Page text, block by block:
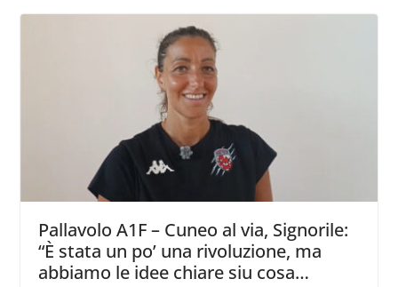
Pallavolo A1F – Cuneo al via, Signorile:
“È stata un po’ una rivoluzione, ma
abbiamo le idee chiare siu cosa